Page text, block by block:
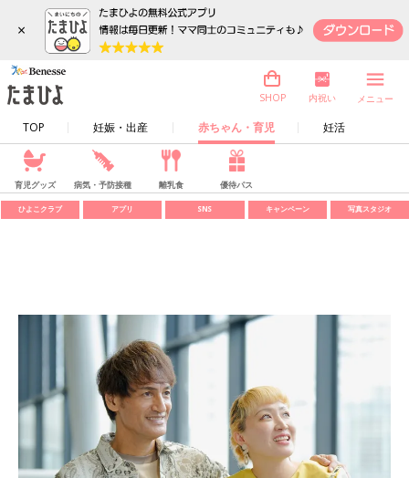
×
TOP 妊娠・出産 赤ちゃん・育児 妊活
SHOP 内祝い メニュー
育児グッズ 病気・予防接種 離乳食 優待パス
ひよこクラブ アプリ SNS キャンペーン 写真スタジオ